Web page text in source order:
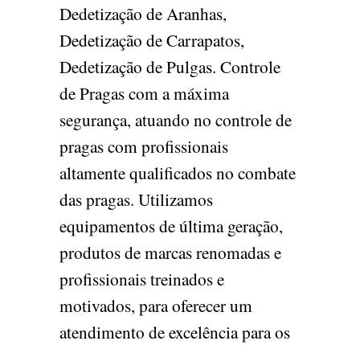
Dedetização de Aranhas,
Dedetização de Carrapatos,
Dedetização de Pulgas. Controle
de Pragas com a máxima
segurança, atuando no controle de
pragas com profissionais
altamente qualificados no combate
das pragas. Utilizamos
equipamentos de última geração,
produtos de marcas renomadas e
profissionais treinados e
motivados, para oferecer um
atendimento de excelência para os